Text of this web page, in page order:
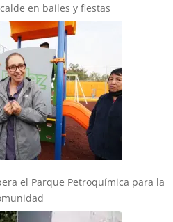
en bailes y fiestas
el Parque Petroquímica para la